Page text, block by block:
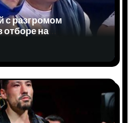
с разгромом
отборе на